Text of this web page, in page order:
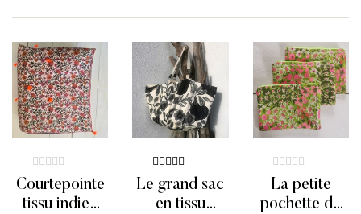
Courtepointe
tissu indien
Note5.00
sur 5
Le grand sac
en tissu
La petite
pochette de